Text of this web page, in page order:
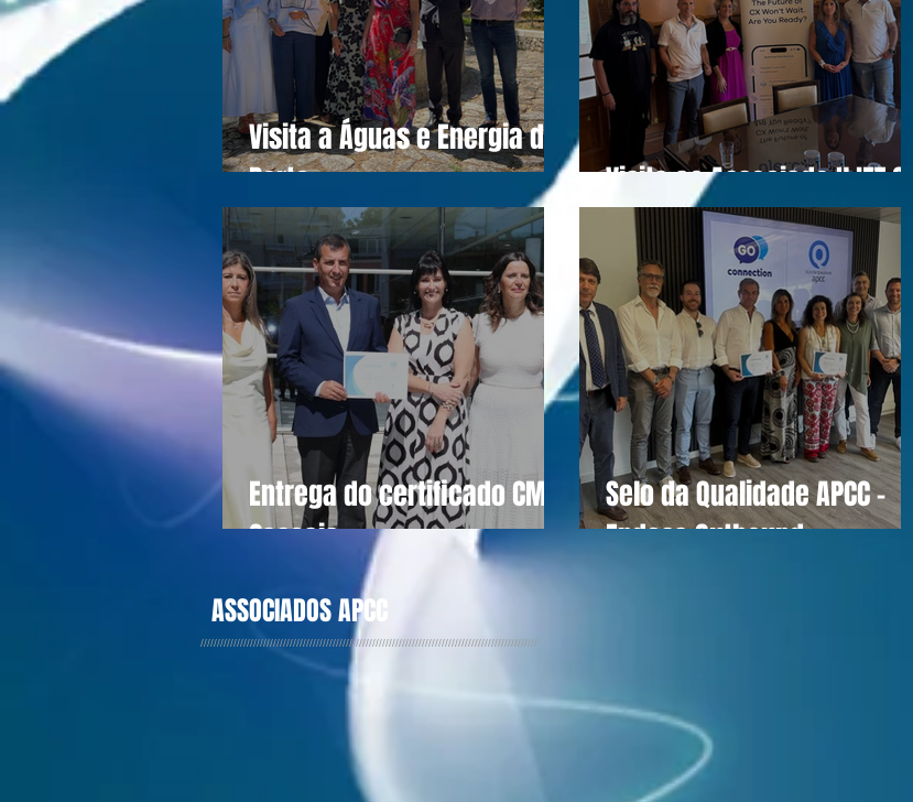
Visita a Águas e Energia do
Porto
Visita ao Associado UJET CX
Entrega do certificado CM
Cascais
Selo da Qualidade APCC -
Endesa Outbound
ASSOCIADOS APCC
//////////////////////////////////////////////////////////////////////////////////////////////////////